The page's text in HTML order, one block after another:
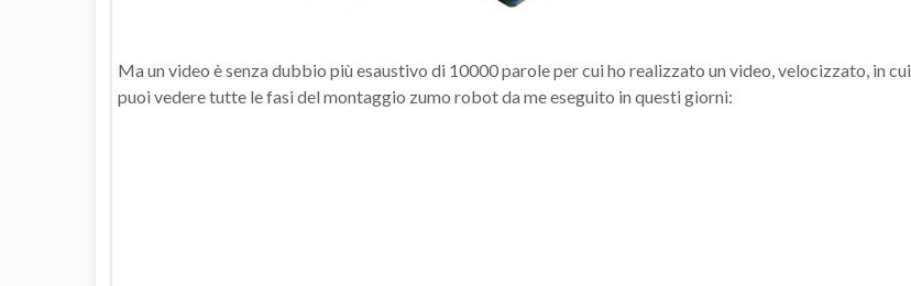
Ma un video è senza dubbio più esaustivo di 10000 parole per cui ho realizzato un video, velocizzato, in cui
puoi vedere tutte le fasi del montaggio zumo robot da me eseguito in questi giorni: